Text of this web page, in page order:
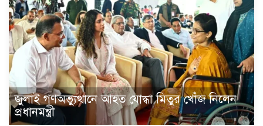
জুলাই গণঅভ্যুত্থানে আহত যোদ্ধা মিতুর খোঁজ নিলেন
প্রধানমন্ত্রী